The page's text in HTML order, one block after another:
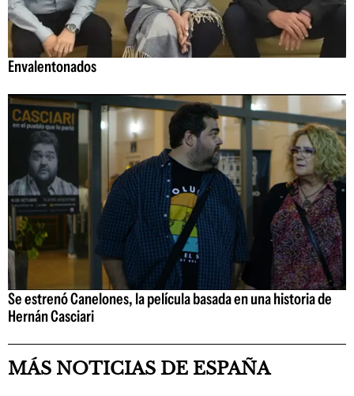
Envalentonados
Se estrenó Canelones, la película basada en una historia de
Hernán Casciari
MÁS NOTICIAS DE ESPAÑA